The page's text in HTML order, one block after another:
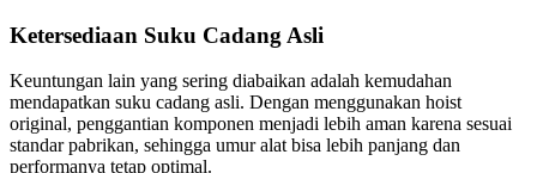
Ketersediaan Suku Cadang Asli
Keuntungan lain yang sering diabaikan adalah kemudahan
mendapatkan suku cadang asli. Dengan menggunakan hoist
original, penggantian komponen menjadi lebih aman karena sesuai
standar pabrikan, sehingga umur alat bisa lebih panjang dan
performanya tetap optimal.